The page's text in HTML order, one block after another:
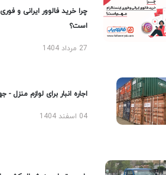
چرا خرید فالوور ایرانی و فوری
است؟
27 مرداد 1404
اجاره انبار برای لوازم منزل -
04 اسفند 1404